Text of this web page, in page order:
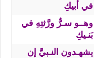
في أبيكِ
وهــو سـرٌّ ورَّثتِهِ في
بَنـيكِ
يشهـدون النـبيَّ إن